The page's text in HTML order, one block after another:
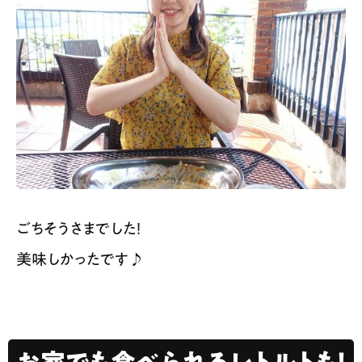
ごちそうさまでした！
美味しかったです♪